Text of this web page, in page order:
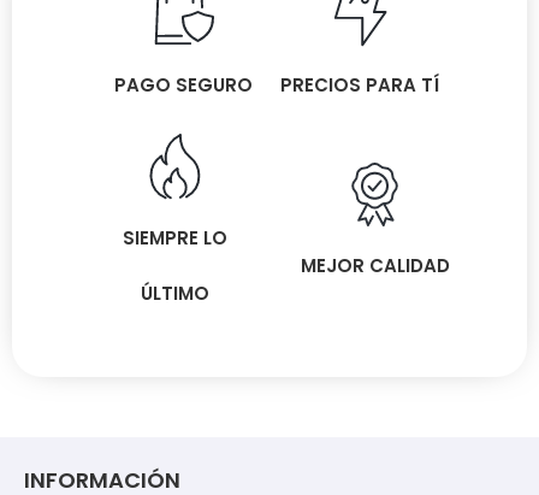
PAGO SEGURO PRECIOS PARA TÍ
SIEMPRE LO
ÚLTIMO
MEJOR CALIDAD
INFORMACIÓN